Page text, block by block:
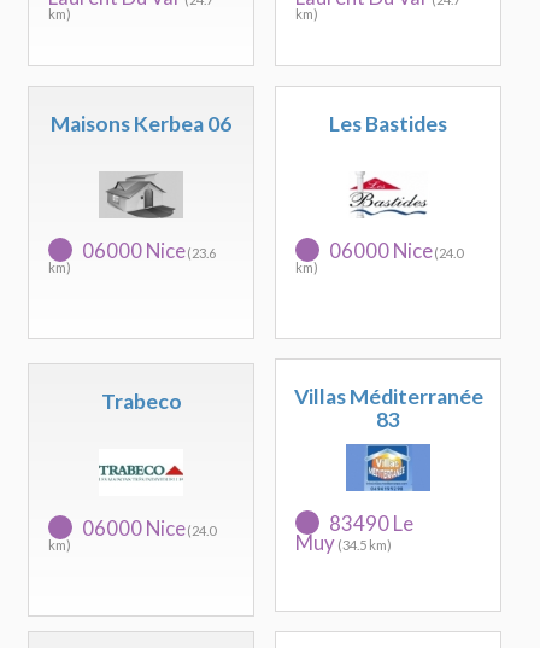
km)
km)
Maisons Kerbea 06
06000 Nice(23.6
km)
Les Bastides
06000 Nice(24.0
km)
Trabeco
06000 Nice(24.0
km)
Villas Méditerranée
83
83490 Le
Muy (34.5 km)